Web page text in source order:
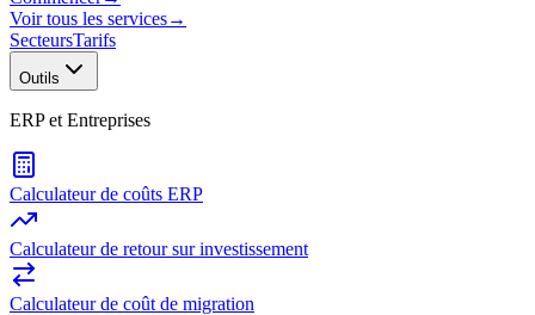
Voir tous les services→
SecteursTarifs
Outils
ERP et Entreprises
Calculateur de coûts ERP
Calculateur de retour sur investissement
Calculateur de coût de migration